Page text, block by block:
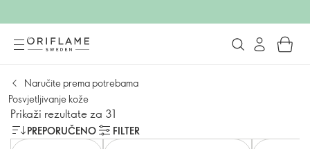
Naručite prema potrebama
Posvjetljivanje kože
Prikaži rezultate za 31
PREPORUČENO
FILTER